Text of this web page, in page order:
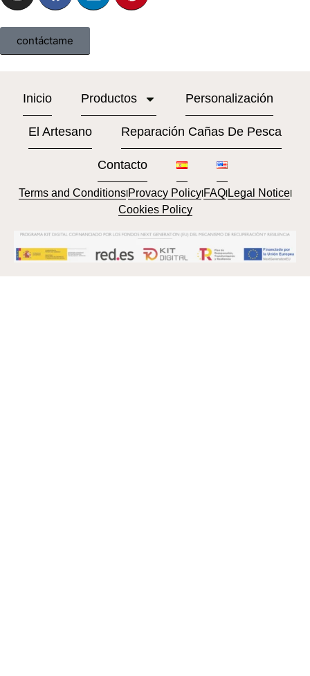
contáctame
Inicio Productos Personalización
El Artesano Reparación Cañas De Pesca
Contacto
Terms and ConditionslProvacy PolicylFAQlLegal Noticel
Cookies Policy